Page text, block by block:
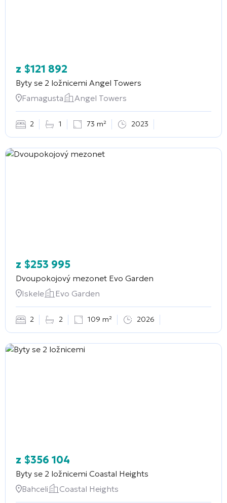
z $121 892
Byty se 2 ložnicemi Angel Towers
Famagusta
Angel Towers
2 1 73 m² 2023
z $253 995
Dvoupokojový mezonet Evo Garden
Iskele
Evo Garden
2 2 109 m² 2026
z $356 104
Byty se 2 ložnicemi Coastal Heights
Bahceli
Coastal Heights